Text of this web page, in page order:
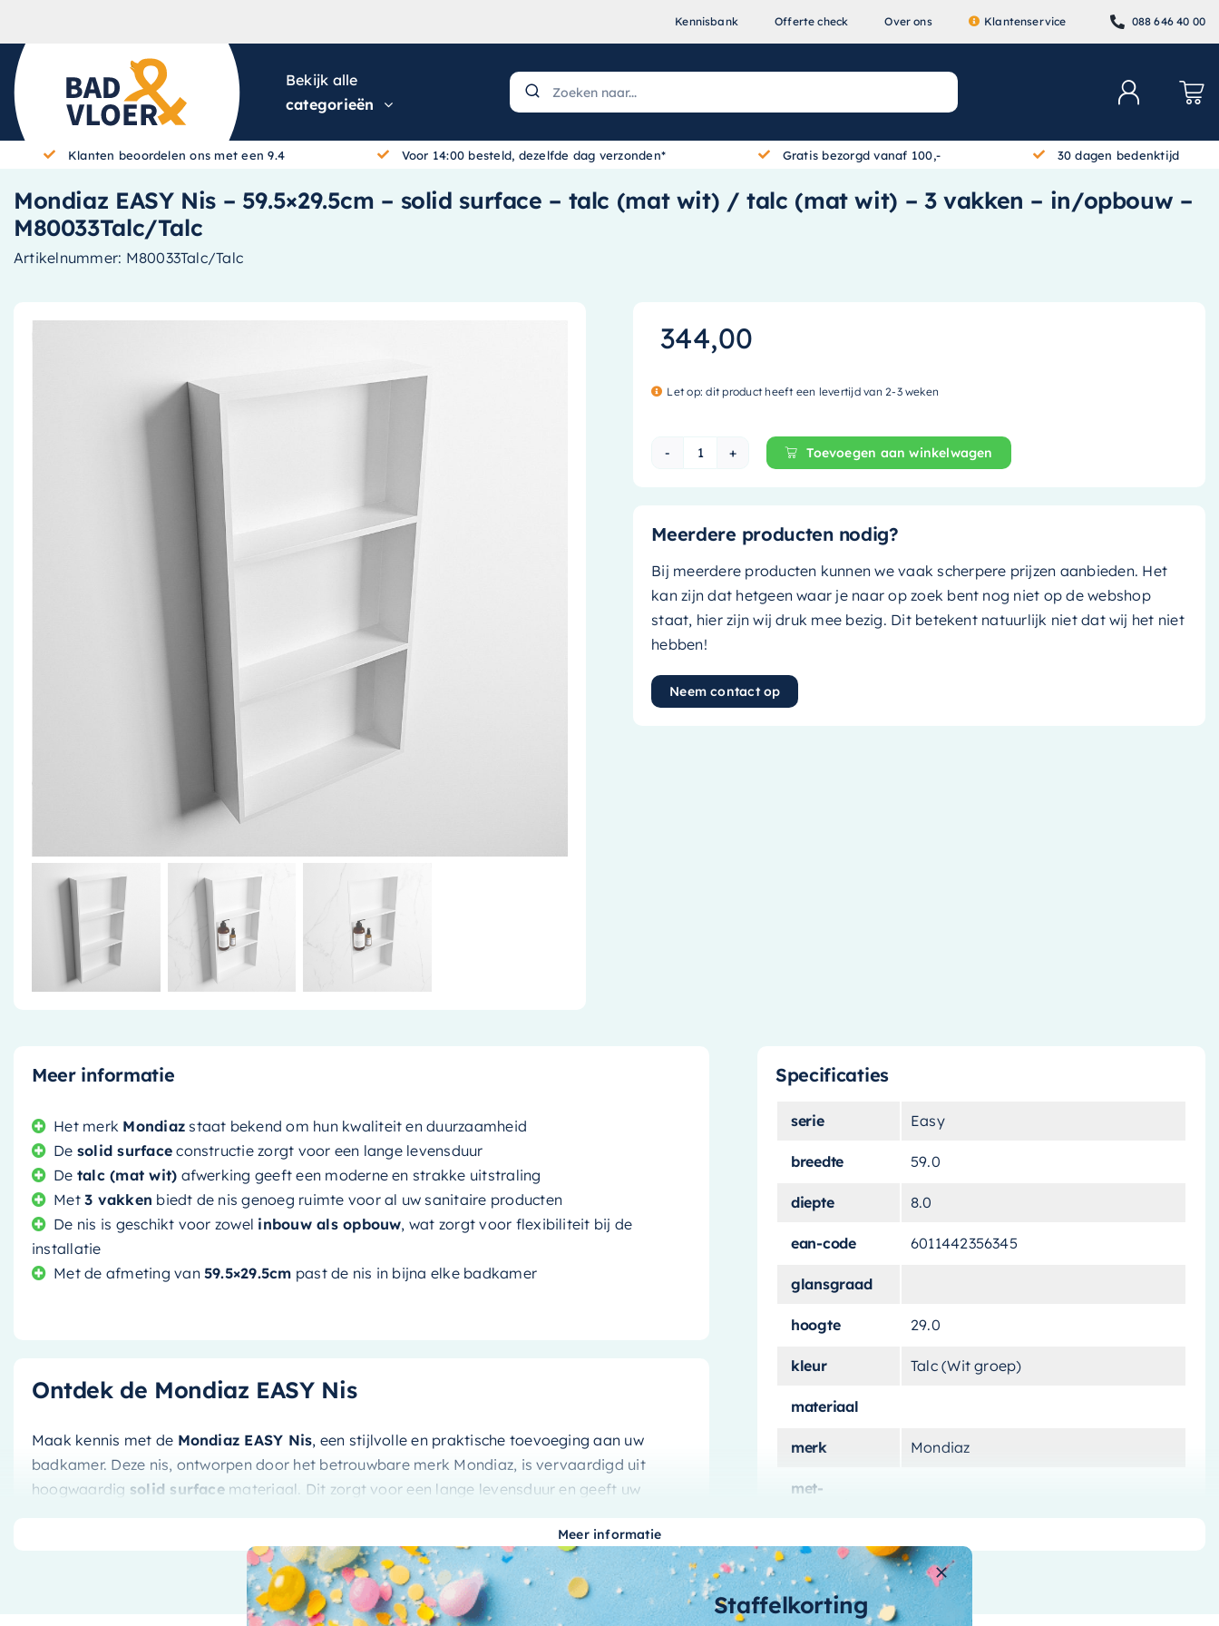
Kennisbank Offerte check Over ons Klantenservice 088 646 40 00
Bekijk alle
categorieën
Klanten beoordelen ons met een 9.4 Voor 14:00 besteld, dezelfde dag verzonden* Gratis bezorgd vanaf 100,- 30 dagen bedenktijd
Mondiaz EASY Nis – 59.5×29.5cm – solid surface – talc (mat wit) / talc (mat wit) – 3 vakken – in/opbouw –
M80033Talc/Talc
Artikelnummer: M80033Talc/Talc
344,00
Let op: dit product heeft een levertijd van 2-3 weken
Mondiaz EASY Nis - 59.5x29.5cm - solid surface - talc (mat wit) / talc
Toevoegen aan winkelwagen
Meerdere producten nodig?
Bij meerdere producten kunnen we vaak scherpere prijzen aanbieden. Het
kan zijn dat hetgeen waar je naar op zoek bent nog niet op de webshop
staat, hier zijn wij druk mee bezig. Dit betekent natuurlijk niet dat wij het niet
hebben!
Neem contact op
Meer informatie
Het merk Mondiaz staat bekend om hun kwaliteit en duurzaamheid
De solid surface constructie zorgt voor een lange levensduur
De talc (mat wit) afwerking geeft een moderne en strakke uitstraling
Met3 vakken biedt de nis genoeg ruimte voor al uw sanitaire producten
De nis is geschikt voor zowel inbouw als opbouw, wat zorgt voor flexibiliteit bij de
installatie
Met de afmeting van 59.5×29.5cm past de nis in bijna elke badkamer
Ontdek de Mondiaz EASY Nis
Maak kennis met de Mondiaz EASY Nis, een stijlvolle en praktische toevoeging aan uw
badkamer. Deze nis, ontworpen door het betrouwbare merk Mondiaz, is vervaardigd uit
hoogwaardig solid surfacemateriaal. Dit zorgt voor een lange levensduur en geeft uw
afwerking past naadloos bij elk interieur en draagt bij aan een rustgevende
en serene sfeer in uw badkamer. Met zijn strakke lijnen en zachte kleur is deze nis een ware
Specificaties
serie Easy
breedte 59.0
diepte 8.0
ean-code 6011442356345
glansgraad
hoogte 29.0
kleur Talc (Wit groep)
materiaal
merk Mondiaz
met-
montagewijze
aantal-vakken 3 vakken
Meer informatie
Staffelkorting